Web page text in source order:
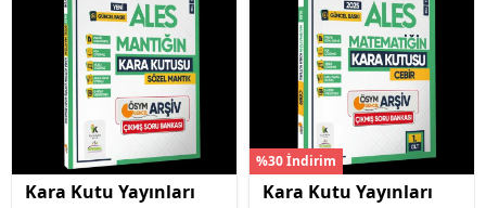
Kara Kutu Yayınları
%30 İndirim
Kara Kutu Yayınları